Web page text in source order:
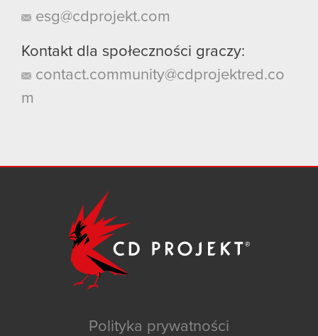
esg@cdprojekt.com
Kontakt dla społeczności graczy:
contact.community@cdprojektred.co
m
Polityka prywatności